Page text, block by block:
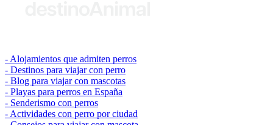
Alojamientos que admiten perros
Destinos para viajar con perro
Blog para viajar con mascotas
Playas para perros en España
Senderismo con perros
Actividades con perro por ciudad